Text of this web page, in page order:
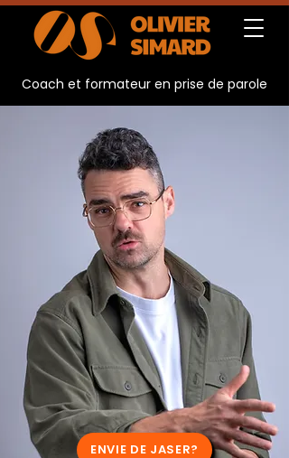
Coach et formateur en prise de parole
ENVIE DE JASER?